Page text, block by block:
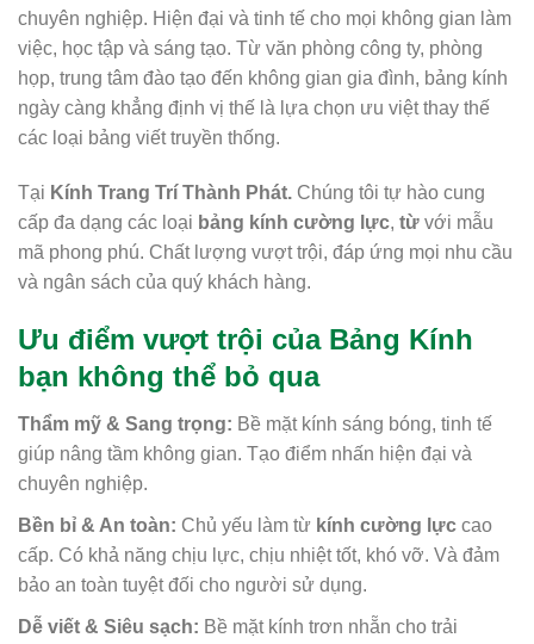
chuyên nghiệp. Hiện đại và tinh tế cho mọi không gian làm
việc, học tập và sáng tạo. Từ văn phòng công ty, phòng
họp, trung tâm đào tạo đến không gian gia đình, bảng kính
ngày càng khẳng định vị thế là lựa chọn ưu việt thay thế
các loại bảng viết truyền thống.
Tại Kính Trang Trí Thành Phát. Chúng tôi tự hào cung
cấp đa dạng các loại bảng kính cường lực, từ với mẫu
mã phong phú. Chất lượng vượt trội, đáp ứng mọi nhu cầu
và ngân sách của quý khách hàng.
Ưu điểm vượt trội của Bảng Kính
bạn không thể bỏ qua
Thẩm mỹ & Sang trọng: Bề mặt kính sáng bóng, tinh tế
giúp nâng tầm không gian. Tạo điểm nhấn hiện đại và
chuyên nghiệp.
Bền bỉ & An toàn: Chủ yếu làm từ kính cường lực cao
cấp. Có khả năng chịu lực, chịu nhiệt tốt, khó vỡ. Và đảm
bảo an toàn tuyệt đối cho người sử dụng.
Dễ viết & Siêu sạch: Bề mặt kính trơn nhẵn cho trải